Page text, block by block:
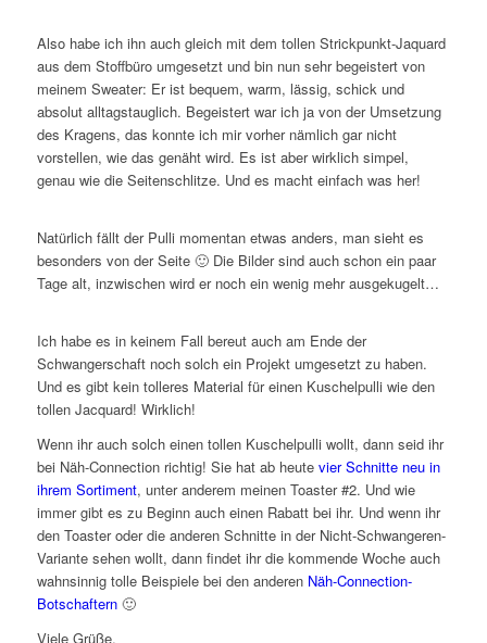
Also habe ich ihn auch gleich mit dem tollen Strickpunkt-Jaquard
aus dem Stoffbüro umgesetzt und bin nun sehr begeistert von
meinem Sweater: Er ist bequem, warm, lässig, schick und
absolut alltagstauglich. Begeistert war ich ja von der Umsetzung
des Kragens, das konnte ich mir vorher nämlich gar nicht
vorstellen, wie das genäht wird. Es ist aber wirklich simpel,
genau wie die Seitenschlitze. Und es macht einfach was her!
Natürlich fällt der Pulli momentan etwas anders, man sieht es
besonders von der Seite 🙂 Die Bilder sind auch schon ein paar
Tage alt, inzwischen wird er noch ein wenig mehr ausgekugelt…
Ich habe es in keinem Fall bereut auch am Ende der
Schwangerschaft noch solch ein Projekt umgesetzt zu haben.
Und es gibt kein tolleres Material für einen Kuschelpulli wie den
tollen Jacquard! Wirklich!
Wenn ihr auch solch einen tollen Kuschelpulli wollt, dann seid ihr
bei Näh-Connection richtig! Sie hat ab heute vier Schnitte neu in
ihrem Sortiment, unter anderem meinen Toaster #2. Und wie
immer gibt es zu Beginn auch einen Rabatt bei ihr. Und wenn ihr
den Toaster oder die anderen Schnitte in der Nicht-Schwangeren-
Variante sehen wollt, dann findet ihr die kommende Woche auch
wahnsinnig tolle Beispiele bei den anderen Näh-Connection-
Botschaftern🙂
Viele Grüße,